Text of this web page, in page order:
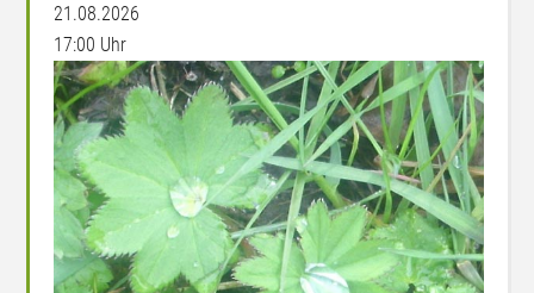
21.08.2026
17:00 Uhr